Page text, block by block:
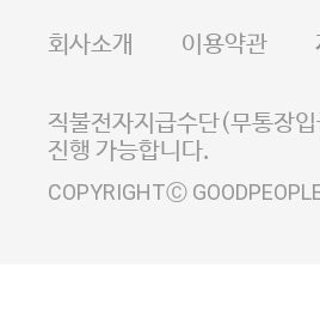
E-MAIL
사업자정보확인
이
회사소개 이용약관
직불전자지급수단(무통장
진행 가능합니다.
COPYRIGHTⒸ